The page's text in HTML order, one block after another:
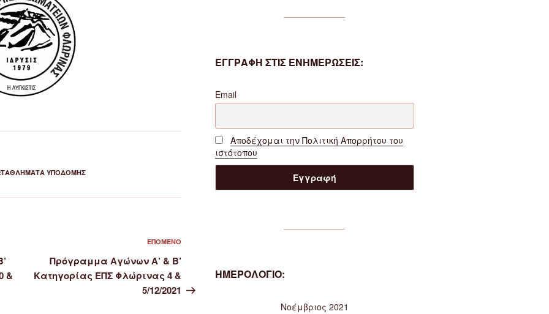
ΥΠΟΔΟΜΉΣ
&
ΕΠΌΜΕΝΟ
Πρόγραμμα Αγώνων Α’ & Β’
Κατηγορίας ΕΠΣ Φλώρινας 4 &
5/12/2021
ΕΓΓΡΑΦΗ ΣΤΙΣ ΕΝΗΜΕΡΩΣΕΙΣ:
Email
Αποδέχομαι την Πολιτική Απορρήτου του
ιστότοπου
ΗΜΕΡΟΛΟΓΙΟ:
Νοέμβριος 2021